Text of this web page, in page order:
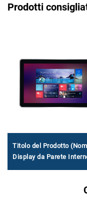
Prodotti
Titolo del Prodotto
Display da Parete